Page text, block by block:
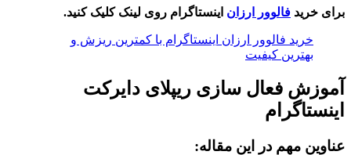
برای خرید فالوور ارزان اینستاگرام روی لینک کلیک کنید.
خرید فالوور ارزان اینستاگرام با کمترین ریزش و
بهترین کیفیت
آموزش فعال سازی ریپلای دایرکت
اینستاگرام
عناوین مهم در این مقاله: